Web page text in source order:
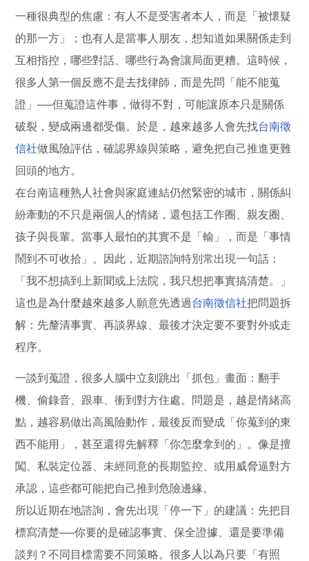
一種很典型的焦慮：有人不是受害者本人，而是「被懷疑
的那一方」；也有人是當事人朋友，想知道如果關係走到
互相指控，哪些對話、哪些行為會讓局面更糟。這時候，
很多人第一個反應不是去找律師，而是先問「能不能蒐
證」──但蒐證這件事，做得不對，可能讓原本只是關係
破裂，變成兩邊都受傷。於是，越來越多人會先找台南徵
信社做風險評估，確認界線與策略，避免把自己推進更難
回頭的地方。
在台南這種熟人社會與家庭連結仍然緊密的城市，關係糾
紛牽動的不只是兩個人的情緒，還包括工作圈、親友圈、
孩子與長輩。當事人最怕的其實不是「輸」，而是「事情
鬧到不可收拾」。因此，近期諮詢特別常出現一句話：
「我不想搞到上新聞或上法院，我只想把事實搞清楚。」
這也是為什麼越來越多人願意先透過台南徵信社把問題拆
解：先釐清事實、再談界線、最後才決定要不要對外或走
程序。
一談到蒐證，很多人腦中立刻跳出「抓包」畫面：翻手
機、偷錄音、跟車、衝到對方住處。問題是，越是情緒高
點，越容易做出高風險動作，最後反而變成「你蒐到的東
西不能用」，甚至還得先解釋「你怎麼拿到的」。像是擅
闖、私裝定位器、未經同意的長期監控、或用威脅逼對方
承認，這些都可能把自己推到危險邊緣。
所以近期在地諮詢，會先出現「停一下」的建議：先把目
標寫清楚──你要的是確認事實、保全證據、還是要準備
談判？不同目標需要不同策略。很多人以為只要「有照